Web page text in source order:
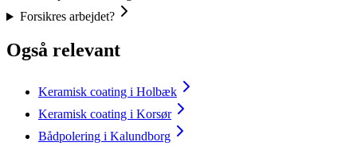
Forsikres arbejdet?
Også relevant
Keramisk coating i Holbæk
Keramisk coating i Korsør
Bådpolering i Kalundborg